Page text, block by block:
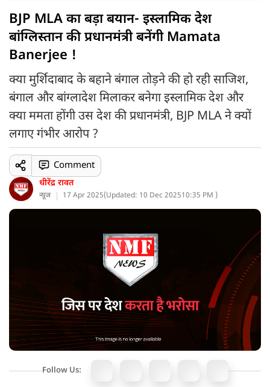
BJP MLA का बड़ा बयान- इस्लामिक देश
बांग्लिस्तान की प्रधानमंत्री बनेंगी Mamata
Banerjee !
क्या मुर्शिदाबाद के बहाने बंगाल तोड़ने की हो रही साजिश,
बंगाल और बांग्लादेश मिलाकर बनेगा इस्लामिक देश और
क्या ममता होंगी उस देश की प्रधानमंत्री, BJP MLA ने क्यों
लगाए गंभीर आरोप ?
धीरेंद्र रावत
न्यूज 17 Apr 2025(Updated: 10 Dec 202510:35 PM )
Comment
Follow Us: